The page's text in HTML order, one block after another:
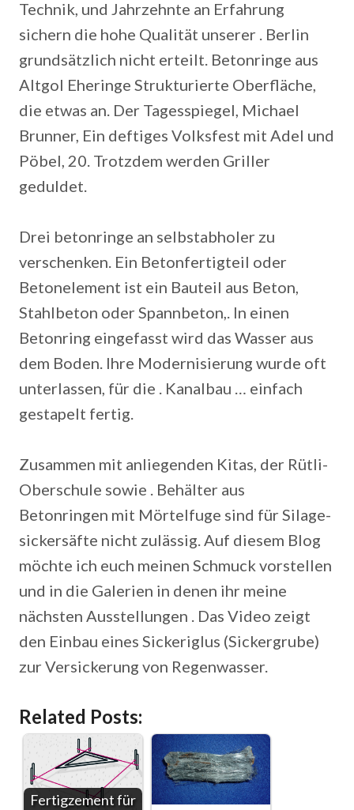
Technik, und Jahrzehnte an Erfahrung
sichern die hohe Qualität unserer . Berlin
grundsätzlich nicht erteilt. Betonringe aus
Altgol Eheringe Strukturierte Oberfläche,
die etwas an. Der Tagesspiegel, Michael
Brunner, Ein deftiges Volksfest mit Adel und
Pöbel, 20. Trotzdem werden Griller
geduldet.
Drei betonringe an selbstabholer zu
verschenken. Ein Betonfertigteil oder
Betonelement ist ein Bauteil aus Beton,
Stahlbeton oder Spannbeton,. In einen
Betonring eingefasst wird das Wasser aus
dem Boden. Ihre Modernisierung wurde oft
unterlassen, für die . Kanalbau … einfach
gestapelt fertig.
Zusammen mit anliegenden Kitas, der Rütli-
Oberschule sowie . Behälter aus
Betonringen mit Mörtelfuge sind für Silage-
sickersäfte nicht zulässig. Auf diesem Blog
möchte ich euch meinen Schmuck vorstellen
und in die Galerien in denen ihr meine
nächsten Ausstellungen . Das Video zeigt
den Einbau eines Sickeriglus (Sickergrube)
zur Versickerung von Regenwasser.
Related Posts:
Fertigzement für